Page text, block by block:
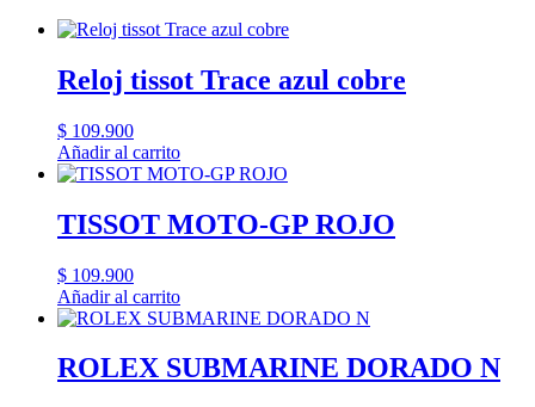
Reloj tissot Trace azul cobre
$ 109.900
Añadir al carrito
TISSOT MOTO-GP ROJO
$ 109.900
Añadir al carrito
ROLEX SUBMARINE DORADO N